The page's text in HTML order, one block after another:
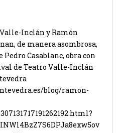
Valle-Inclán y Ramón
de manera asombrosa,
Casablanc, obra con
de Teatro Valle-Inclán
blog/ramon-